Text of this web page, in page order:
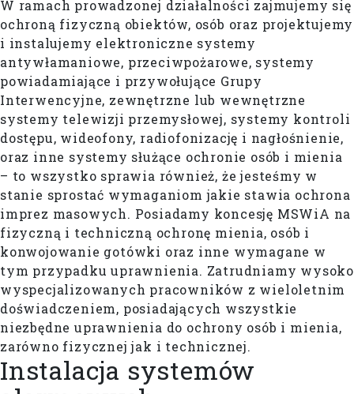
W ramach prowadzonej działalności zajmujemy się
ochroną fizyczną obiektów, osób oraz projektujemy
i instalujemy elektroniczne systemy
antywłamaniowe, przeciwpożarowe, systemy
powiadamiające i przywołujące Grupy
Interwencyjne, zewnętrzne lub wewnętrzne
systemy telewizji przemysłowej, systemy kontroli
dostępu, wideofony, radiofonizację i nagłośnienie,
oraz inne systemy służące ochronie osób i mienia
– to wszystko sprawia również, że jesteśmy w
stanie sprostać wymaganiom jakie stawia ochrona
imprez masowych. Posiadamy koncesję MSWiA na
fizyczną i techniczną ochronę mienia, osób i
konwojowanie gotówki oraz inne wymagane w
tym przypadku uprawnienia. Zatrudniamy wysoko
wyspecjalizowanych pracowników z wieloletnim
doświadczeniem, posiadających wszystkie
niezbędne uprawnienia do ochrony osób i mienia,
zarówno fizycznej jak i technicznej.
Instalacja systemów